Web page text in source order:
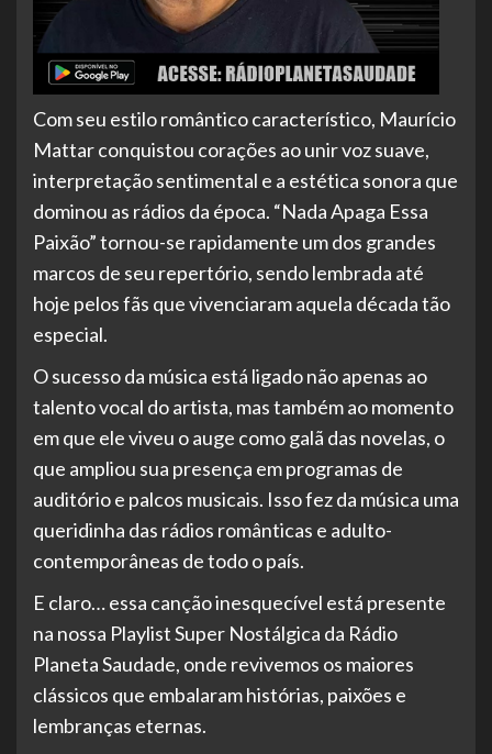
Com seu estilo romântico característico, Maurício
Mattar conquistou corações ao unir voz suave,
interpretação sentimental e a estética sonora que
dominou as rádios da época. “Nada Apaga Essa
Paixão” tornou-se rapidamente um dos grandes
marcos de seu repertório, sendo lembrada até
hoje pelos fãs que vivenciaram aquela década tão
especial.
O sucesso da música está ligado não apenas ao
talento vocal do artista, mas também ao momento
em que ele viveu o auge como galã das novelas, o
que ampliou sua presença em programas de
auditório e palcos musicais. Isso fez da música uma
queridinha das rádios românticas e adulto-
contemporâneas de todo o país.
E claro… essa canção inesquecível está presente
na nossa Playlist Super Nostálgica da Rádio
Planeta Saudade, onde revivemos os maiores
clássicos que embalaram histórias, paixões e
lembranças eternas.